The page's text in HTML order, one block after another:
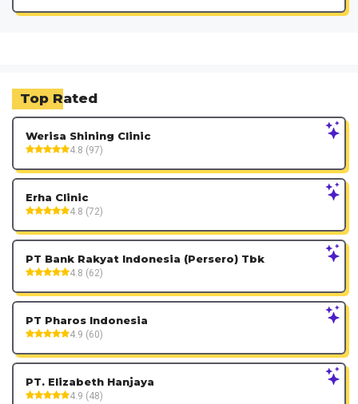
Top Rated
Werisa Shining Clinic
4.8 (97)
Erha Clinic
4.8 (72)
PT Bank Rakyat Indonesia (Persero) Tbk
4.8 (62)
PT Pharos Indonesia
4.9 (60)
PT. Elizabeth Hanjaya
4.9 (48)